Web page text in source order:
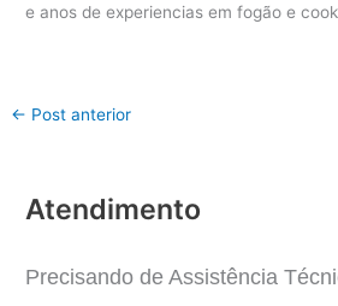
e anos de experiencias em fogão e
← Post anterior
Atendimento
Precisando de Assistência